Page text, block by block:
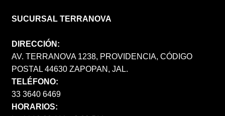
SUCURSAL TERRANOVA
DIRECCIÓN:
AV. TERRANOVA 1238, PROVIDENCIA, CÓDIGO
POSTAL 44630 ZAPOPAN, JAL.
TELÉFONO:
33 3640 6469
HORARIOS: